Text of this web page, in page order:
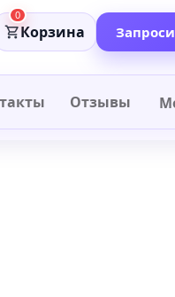
0
Корзина
Отзывы